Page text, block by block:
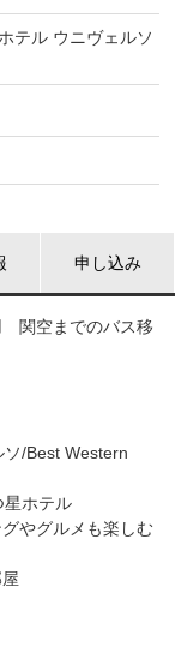
テル ウニヴェルソ
申し込み
関空までのバス移
ソ/Best Western
星ホテル
やグルメも楽しむ